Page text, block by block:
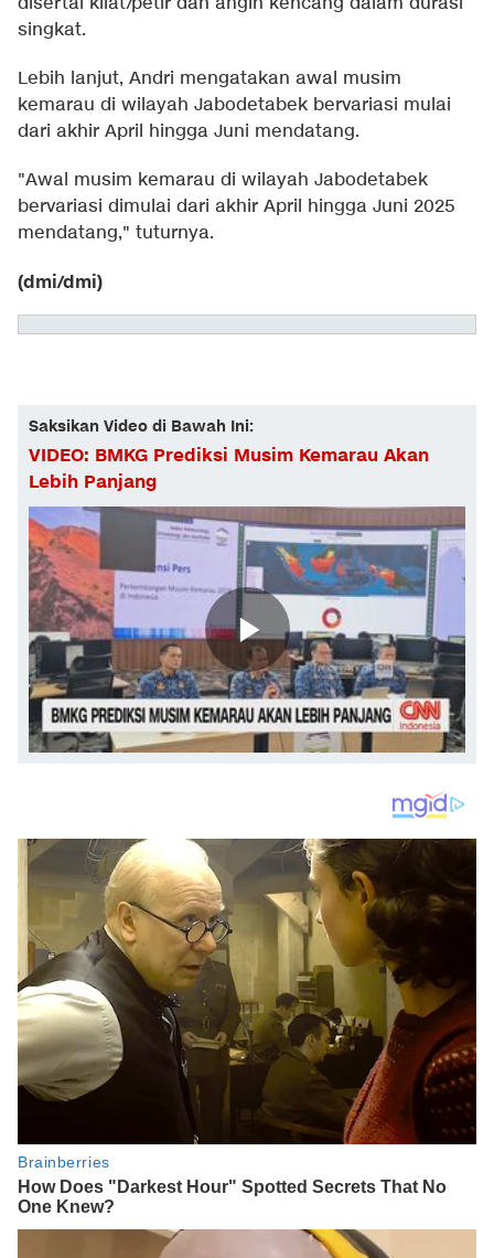
singkat.
Lebih lanjut, Andri mengatakan awal musim
kemarau di wilayah Jabodetabek bervariasi mulai
dari akhir April hingga Juni mendatang.
"Awal musim kemarau di wilayah Jabodetabek
bervariasi dimulai dari akhir April hingga Juni 2025
mendatang," tuturnya.
(dmi/dmi)
Saksikan Video di Bawah Ini:
VIDEO: BMKG Prediksi Musim Kemarau Akan
Lebih Panjang